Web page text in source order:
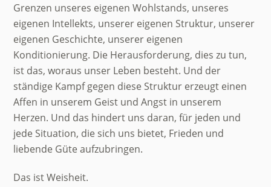
Grenzen unseres eigenen Wohlstands, unseres
eigenen Intellekts, unserer eigenen Struktur, unserer
eigenen Geschichte, unserer eigenen
Konditionierung. Die Herausforderung, dies zu tun,
ist das, woraus unser Leben besteht. Und der
ständige Kampf gegen diese Struktur erzeugt einen
Affen in unserem Geist und Angst in unserem
Herzen. Und das hindert uns daran, für jeden und
jede Situation, die sich uns bietet, Frieden und
liebende Güte aufzubringen.
Das ist Weisheit.